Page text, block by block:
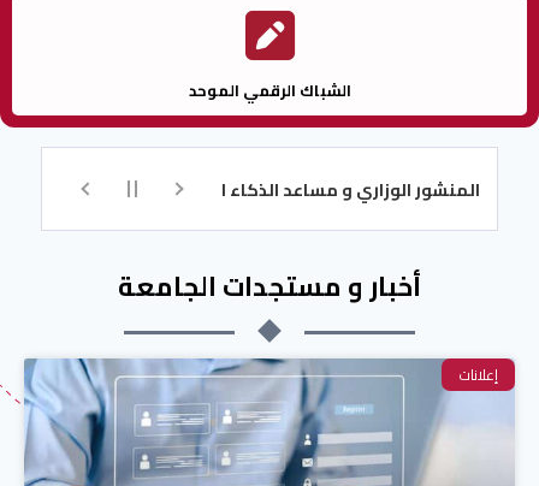
الشباك الرقمي الموحد
المنشور الوزاري و مساعد الذكاء الاصطناعي للتسجيل تكوين اللغة
أخبار و مستجدات الجامعة
إعلانات